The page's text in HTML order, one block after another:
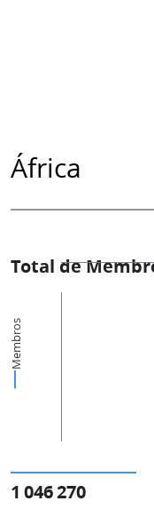
África
Total de
Membros
1 046 270